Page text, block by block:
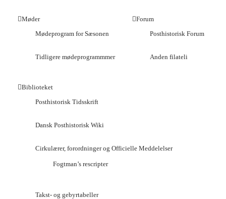
Møder
Mødeprogram for Sæsonen
Tidligere mødeprogrammmer
Forum
Posthistorisk Forum
Anden filateli
Biblioteket
Posthistorisk Tidsskrift
Dansk Posthistorisk Wiki
Cirkulærer, forordninger og Officielle Meddelelser
Fogtman’s rescripter
Takst- og gebyrtabeller